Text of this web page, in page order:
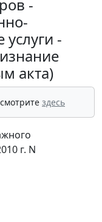
-
-
акта)
здесь
г. N